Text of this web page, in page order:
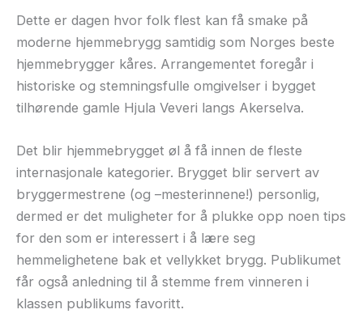
Dette er dagen hvor folk flest kan få smake på
moderne hjemmebrygg samtidig som Norges beste
hjemmebrygger kåres. Arrangementet foregår i
historiske og stemningsfulle omgivelser i bygget
tilhørende gamle Hjula Veveri langs Akerselva.
Det blir hjemmebrygget øl å få innen de fleste
internasjonale kategorier. Brygget blir servert av
bryggermestrene (og –mesterinnene!) personlig,
dermed er det muligheter for å plukke opp noen tips
for den som er interessert i å lære seg
hemmelighetene bak et vellykket brygg. Publikumet
får også anledning til å stemme frem vinneren i
klassen publikums favoritt.